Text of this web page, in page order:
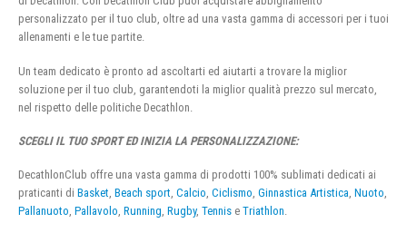
personalizzato per il tuo club, oltre ad una vasta gamma di accessori per i tuoi
allenamenti e le tue partite.
Un team dedicato è pronto ad ascoltarti ed aiutarti a trovare la miglior
soluzione per il tuo club, garantendoti la miglior qualità prezzo sul mercato,
nel rispetto delle politiche Decathlon.
SCEGLI IL TUO SPORT ED INIZIA LA PERSONALIZZAZIONE:
DecathlonClub offre una vasta gamma di prodotti 100% sublimati dedicati ai
praticanti di Basket, Beach sport, Calcio, Ciclismo, Ginnastica Artistica, Nuoto,
Pallanuoto, Pallavolo, Running, Rugby, Tennis e Triathlon.